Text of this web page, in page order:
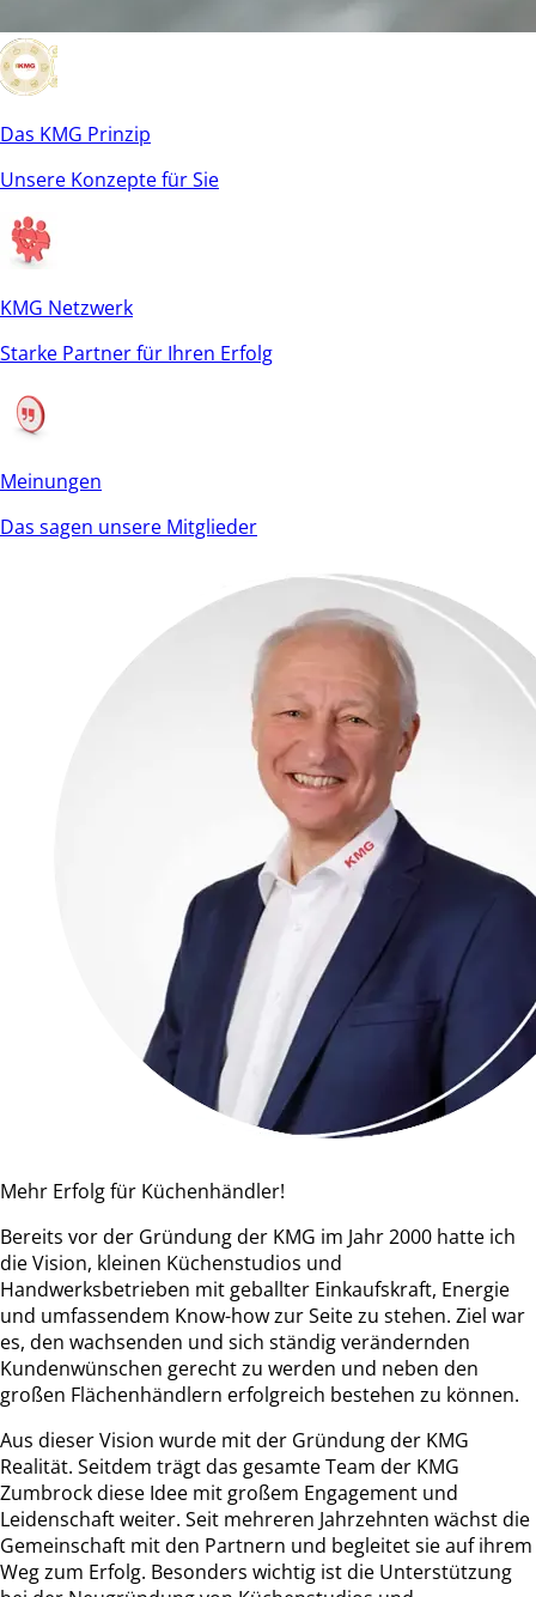
Das KMG Prinzip
Unsere Konzepte für Sie
KMG Netzwerk
Starke Partner für Ihren Erfolg
Meinungen
Das sagen unsere Mitglieder
Mehr Erfolg für Küchenhändler!
Bereits vor der Gründung der KMG im Jahr 2000 hatte ich
die Vision, kleinen Küchenstudios und
Handwerksbetrieben mit geballter Einkaufskraft, Energie
und umfassendem Know-how zur Seite zu stehen. Ziel war
es, den wachsenden und sich ständig verändernden
Kundenwünschen gerecht zu werden und neben den
großen Flächenhändlern erfolgreich bestehen zu können.
Aus dieser Vision wurde mit der Gründung der KMG
Realität. Seitdem trägt das gesamte Team der KMG
Zumbrock diese Idee mit großem Engagement und
Leidenschaft weiter. Seit mehreren Jahrzehnten wächst die
Gemeinschaft mit den Partnern und begleitet sie auf ihrem
Weg zum Erfolg. Besonders wichtig ist die Unterstützung